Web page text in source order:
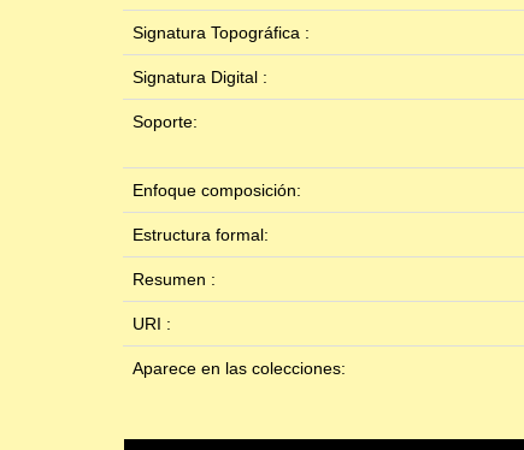
Signatura Topográfica :
Signatura Digital :
Soporte:
Enfoque composición:
Estructura formal:
Resumen :
URI :
Aparece en las colecciones: